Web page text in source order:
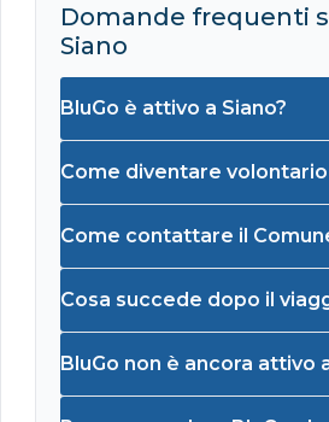
Domande frequenti
Siano
BluGo è attivo a Siano?
Come diventare volontario
Come contattare il
Cosa succede dopo il
BluGo non è ancora attivo